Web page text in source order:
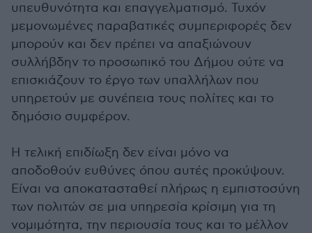
υπευθυνότητα και επαγγελματισμό. Τυχόν
μεμονωμένες παραβατικές συμπεριφορές δεν
μπορούν και δεν πρέπει να απαξιώνουν
συλλήβδην το προσωπικό του Δήμου ούτε να
επισκιάζουν το έργο των υπαλλήλων που
υπηρετούν με συνέπεια τους πολίτες και το
δημόσιο συμφέρον.
Η τελική επιδίωξη δεν είναι μόνο να
αποδοθούν ευθύνες όπου αυτές προκύψουν.
Είναι να αποκατασταθεί πλήρως η εμπιστοσύνη
των πολιτών σε μια υπηρεσία κρίσιμη για τη
νομιμότητα, την περιουσία τους και το μέλλον